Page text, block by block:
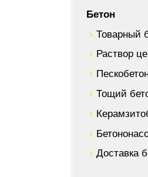
Бетон
Товарный
Раствор
Тощий
Доставка